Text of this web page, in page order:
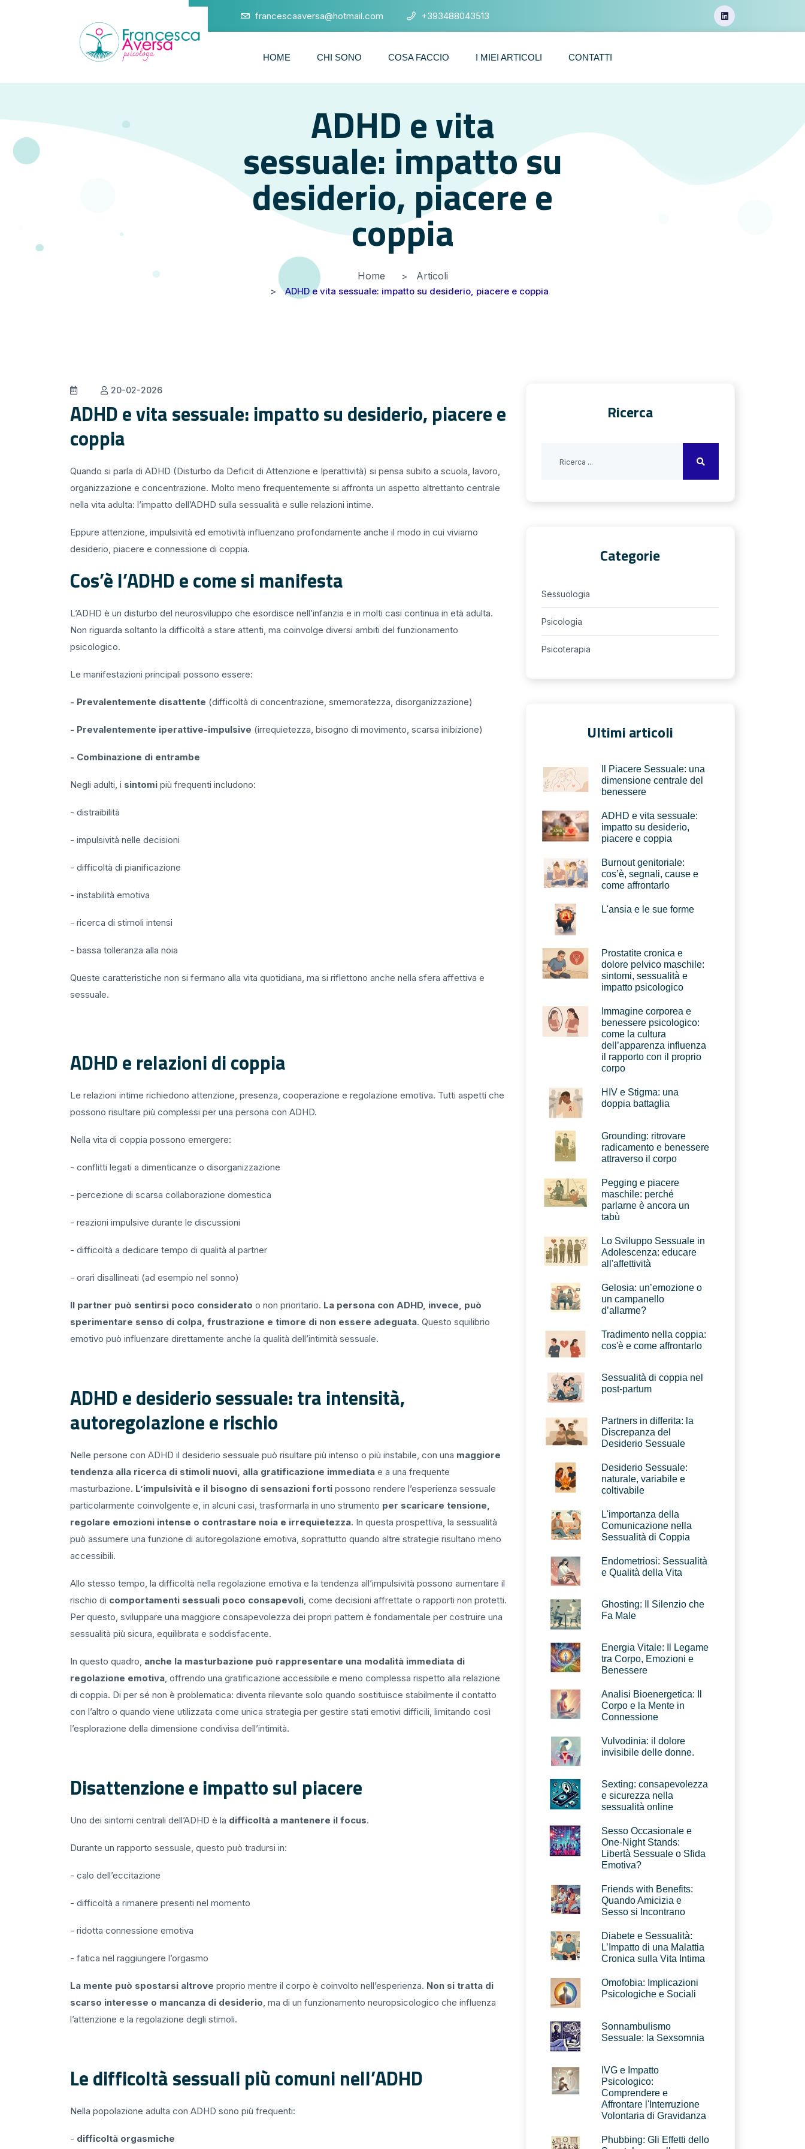
francescaaversa@hotmail.com +393488043513
HOME CHI SONO COSA FACCIO I MIEI ARTICOLI CONTATTI
ADHD e vita
sessuale: impatto su
desiderio, piacere e
coppia
Home Articoli
ADHD e vita sessuale: impatto su desiderio, piacere e coppia
20-02-2026
ADHD e vita sessuale: impatto su desiderio, piacere e
coppia
Quando si parla di ADHD (Disturbo da Deficit di Attenzione e Iperattività) si pensa subito a scuola, lavoro,
organizzazione e concentrazione. Molto meno frequentemente si affronta un aspetto altrettanto centrale
nella vita adulta: l’impatto dell’ADHD sulla sessualità e sulle relazioni intime.
Eppure attenzione, impulsività ed emotività influenzano profondamente anche il modo in cui viviamo
desiderio, piacere e connessione di coppia.
Cos’è l’ADHD e come si manifesta
L’ADHD è un disturbo del neurosviluppo che esordisce nell’infanzia e in molti casi continua in età adulta.
Non riguarda soltanto la difficoltà a stare attenti, ma coinvolge diversi ambiti del funzionamento
psicologico.
Le manifestazioni principali possono essere:
- Prevalentemente disattente (difficoltà di concentrazione, smemoratezza, disorganizzazione)
- Prevalentemente iperattive-impulsive (irrequietezza, bisogno di movimento, scarsa inibizione)
- Combinazione di entrambe
Negli adulti, i sintomi più frequenti includono:
- distraibilità
- impulsività nelle decisioni
- difficoltà di pianificazione
- instabilità emotiva
- ricerca di stimoli intensi
- bassa tolleranza alla noia
Queste caratteristiche non si fermano alla vita quotidiana, ma si riflettono anche nella sfera affettiva e
sessuale.
ADHD e relazioni di coppia
Le relazioni intime richiedono attenzione, presenza, cooperazione e regolazione emotiva. Tutti aspetti che
possono risultare più complessi per una persona con ADHD.
Nella vita di coppia possono emergere:
- conflitti legati a dimenticanze o disorganizzazione
- percezione di scarsa collaborazione domestica
- reazioni impulsive durante le discussioni
- difficoltà a dedicare tempo di qualità al partner
- orari disallineati (ad esempio nel sonno)
Il partner può sentirsi poco considerato o non prioritario. La persona con ADHD, invece, può
sperimentare senso di colpa, frustrazione e timore di non essere adeguata. Questo squilibrio
emotivo può influenzare direttamente anche la qualità dell’intimità sessuale.
ADHD e desiderio sessuale: tra intensità,
autoregolazione e rischio
Nelle persone con ADHD il desiderio sessuale può risultare più intenso o più instabile, con una maggiore
tendenza alla ricerca di stimoli nuovi, alla gratificazione immediata e a una frequente
masturbazione. L’impulsività e il bisogno di sensazioni forti possono rendere l’esperienza sessuale
particolarmente coinvolgente e, in alcuni casi, trasformarla in uno strumento per scaricare tensione,
regolare emozioni intense o contrastare noia e irrequietezza. In questa prospettiva, la sessualità
può assumere una funzione di autoregolazione emotiva, soprattutto quando altre strategie risultano meno
accessibili.
Allo stesso tempo, la difficoltà nella regolazione emotiva e la tendenza all’impulsività possono aumentare il
rischio di comportamenti sessuali poco consapevoli, come decisioni affrettate o rapporti non protetti.
Per questo, sviluppare una maggiore consapevolezza dei propri pattern è fondamentale per costruire una
sessualità più sicura, equilibrata e soddisfacente.
In questo quadro, anche la masturbazione può rappresentare una modalità immediata di
regolazione emotiva, offrendo una gratificazione accessibile e meno complessa rispetto alla relazione
di coppia. Di per sé non è problematica: diventa rilevante solo quando sostituisce stabilmente il contatto
con l’altro o quando viene utilizzata come unica strategia per gestire stati emotivi difficili, limitando così
l’esplorazione della dimensione condivisa dell’intimità.
Disattenzione e impatto sul piacere
Uno dei sintomi centrali dell’ADHD è la difficoltà a mantenere il focus.
Durante un rapporto sessuale, questo può tradursi in:
- calo dell’eccitazione
- difficoltà a rimanere presenti nel momento
- ridotta connessione emotiva
- fatica nel raggiungere l’orgasmo
La mente può spostarsi altrove proprio mentre il corpo è coinvolto nell’esperienza. Non si tratta di
scarso interesse o mancanza di desiderio, ma di un funzionamento neuropsicologico che influenza
l’attenzione e la regolazione degli stimoli.
Le difficoltà sessuali più comuni nell’ADHD
Nella popolazione adulta con ADHD sono più frequenti:
- difficoltà orgasmiche
Ricerca
Categorie
Sessuologia
Psicologia
Psicoterapia
Ultimi articoli
Il Piacere Sessuale: una
dimensione centrale del
benessere
ADHD e vita sessuale:
impatto su desiderio,
piacere e coppia
Burnout genitoriale:
cos’è, segnali, cause e
come affrontarlo
L'ansia e le sue forme
Prostatite cronica e
dolore pelvico maschile:
sintomi, sessualità e
impatto psicologico
Immagine corporea e
benessere psicologico:
come la cultura
dell’apparenza influenza
il rapporto con il proprio
corpo
HIV e Stigma: una
doppia battaglia
Grounding: ritrovare
radicamento e benessere
attraverso il corpo
Pegging e piacere
maschile: perché
parlarne è ancora un
tabù
Lo Sviluppo Sessuale in
Adolescenza: educare
all'affettività
Gelosia: un’emozione o
un campanello
d’allarme?
Tradimento nella coppia:
cos'è e come affrontarlo
Sessualità di coppia nel
post-partum
Partners in differita: la
Discrepanza del
Desiderio Sessuale
Desiderio Sessuale:
naturale, variabile e
coltivabile
L'importanza della
Comunicazione nella
Sessualità di Coppia
Endometriosi: Sessualità
e Qualità della Vita
Ghosting: Il Silenzio che
Fa Male
Energia Vitale: Il Legame
tra Corpo, Emozioni e
Benessere
Analisi Bioenergetica: Il
Corpo e la Mente in
Connessione
Vulvodinia: il dolore
invisibile delle donne.
Sexting: consapevolezza
e sicurezza nella
sessualità online
Sesso Occasionale e
One-Night Stands:
Libertà Sessuale o Sfida
Emotiva?
Friends with Benefits:
Quando Amicizia e
Sesso si Incontrano
Diabete e Sessualità:
L’Impatto di una Malattia
Cronica sulla Vita Intima
Omofobia: Implicazioni
Psicologiche e Sociali
Sonnambulismo
Sessuale: la Sexsomnia
IVG e Impatto
Psicologico:
Comprendere e
Affrontare l'Interruzione
Volontaria di Gravidanza
Phubbing: Gli Effetti dello